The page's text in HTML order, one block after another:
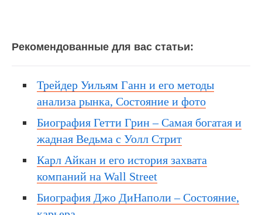
Рекомендованные для вас статьи:
Трейдер Уильям Ганн и его методы
анализа рынка, Состояние и фото
Биография Гетти Грин – Самая богатая и
жадная Ведьма с Уолл Стрит
Карл Айкан и его история захвата
компаний на Wall Street
Биография Джо ДиНаполи – Состояние,